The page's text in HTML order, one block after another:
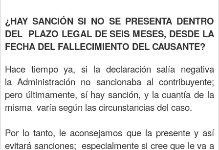
¿HAY SANCIÓN SI NO SE PRESENTA DENTRO
DEL PLAZO LEGAL DE SEIS MESES, DESDE LA
FECHA DEL FALLECIMIENTO DEL CAUSANTE?
Hace tiempo ya, si la declaración salía negativa
la Administración no sancionaba al contribuyente;
pero últimamente, sí hay sanción, y la cuantía de la
misma varía según las circunstancias del caso.
Por lo tanto, le aconsejamos que la presente y así
evitará sanciones; especialmente si cree que le va a